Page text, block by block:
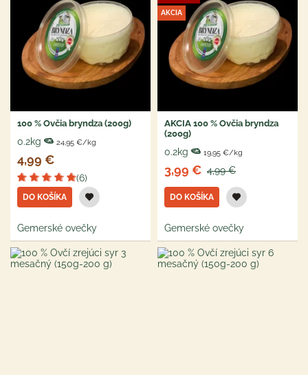
100 % Ovčia bryndza (200g)
0.2kg 24,95 €/kg
4,99 €
(6)
DO KOŠÍKA
Gemerské ovečky
AKCIA
AKCIA 100 % Ovčia bryndza
(200g)
0.2kg 19,95 €/kg
3,99 € 4,99 €
DO KOŠÍKA
Gemerské ovečky